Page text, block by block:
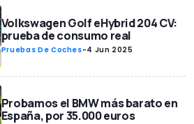
Volkswagen Golf eHybrid 204 CV:
prueba de consumo real
Pruebas De Coches-4 Jun 2025
Probamos el BMW más barato en
España, por 35.000 euros